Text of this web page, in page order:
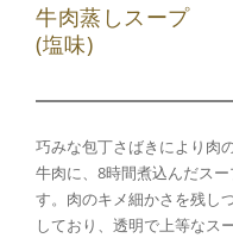
牛肉蒸しスープ
(塩味)
巧みな包丁さばきにより肉
牛肉に、8時間煮込んだス
す。肉のキメ細かさを残し
しており、透明で上等なス